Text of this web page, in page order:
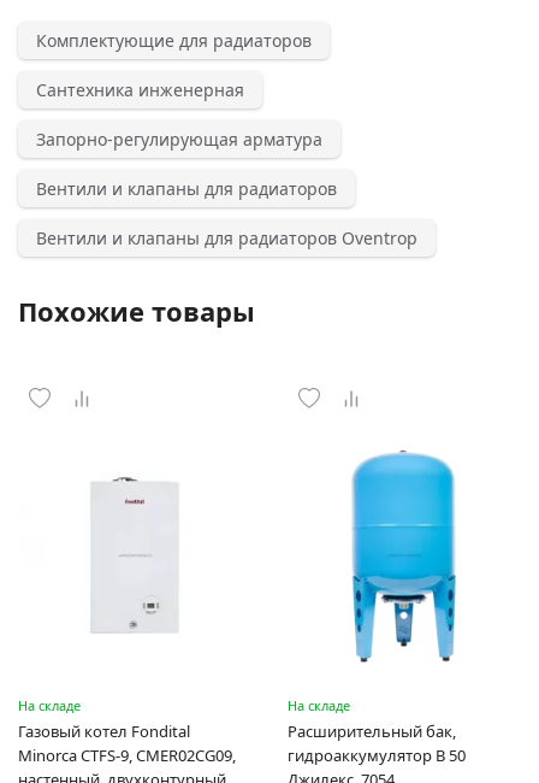
Комплектующие для радиаторов
Сантехника инженерная
Запорно-регулирующая арматура
Вентили и клапаны для радиаторов
Вентили и клапаны для радиаторов Oventrop
Похожие товары
На складе
Газовый котел Fondital
Minorca CTFS-9, CMER02CG09,
На складе
Расширительный бак,
гидроаккумулятор В 50